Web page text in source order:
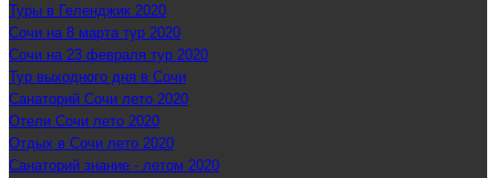
Туры в Геленджик 2020
Сочи на 8 марта тур 2020
Сочи на 23 февраля тур 2020
Тур выходного дня в Сочи
Санаторий Сочи лето 2020
Отели Сочи лето 2020
Отдых в Сочи лето 2020
Санаторий знание - летом 2020